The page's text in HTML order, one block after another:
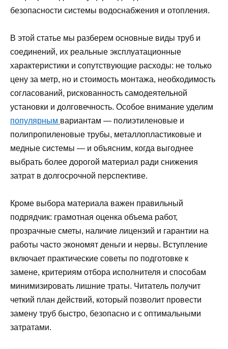
безопасности системы водоснабжения и отопления.
В этой статье мы разберем основные виды труб и
соединений, их реальные эксплуатационные
характеристики и сопутствующие расходы: не только
цену за метр, но и стоимость монтажа, необходимость
согласований, рискованность самодеятельной
установки и долговечность. Особое внимание уделим
популярным вариантам — полиэтиленовые и
полипропиленовые трубы, металлопластиковые и
медные системы — и объясним, когда выгоднее
выбрать более дорогой материал ради снижения
затрат в долгосрочной перспективе.
Кроме выбора материала важен правильный
подрядчик: грамотная оценка объема работ,
прозрачные сметы, наличие лицензий и гарантии на
работы часто экономят деньги и нервы. Вступление
включает практические советы по подготовке к
замене, критериям отбора исполнителя и способам
минимизировать лишние траты. Читатель получит
четкий план действий, который позволит провести
замену труб быстро, безопасно и с оптимальными
затратами.